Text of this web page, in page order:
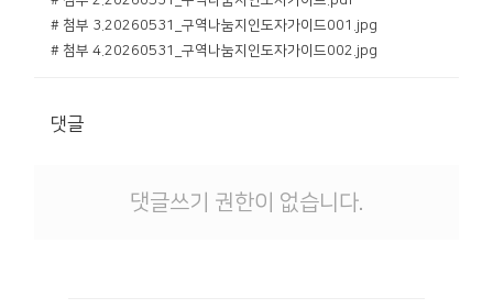
# 첨부 3.20260531_구역나눔지인도자가이드001.jpg
# 첨부 4.20260531_구역나눔지인도자가이드002.jpg
댓글
댓글쓰기 권한이 없습니다.